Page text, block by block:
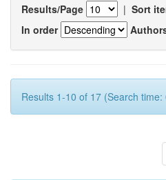
Results/Page | Sort
In order
Results 1-10 of 17 (Search